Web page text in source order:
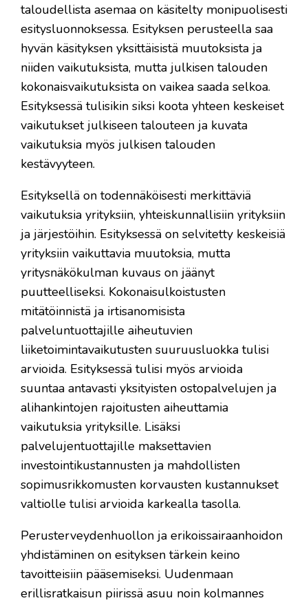
taloudellista asemaa on käsitelty monipuolisesti
esitysluonnoksessa. Esityksen perusteella saa
hyvän käsityksen yksittäisistä muutoksista ja
niiden vaikutuksista, mutta julkisen talouden
kokonaisvaikutuksista on vaikea saada selkoa.
Esityksessä tulisikin siksi koota yhteen keskeiset
vaikutukset julkiseen talouteen ja kuvata
vaikutuksia myös julkisen talouden
kestävyyteen.
Esityksellä on todennäköisesti merkittäviä
vaikutuksia yrityksiin, yhteiskunnallisiin yrityksiin
ja järjestöihin. Esityksessä on selvitetty keskeisiä
yrityksiin vaikuttavia muutoksia, mutta
yritysnäkökulman kuvaus on jäänyt
puutteelliseksi. Kokonaisulkoistusten
mitätöinnistä ja irtisanomisista
palveluntuottajille aiheutuvien
liiketoimintavaikutusten suuruusluokka tulisi
arvioida. Esityksessä tulisi myös arvioida
suuntaa antavasti yksityisten ostopalvelujen ja
alihankintojen rajoitusten aiheuttamia
vaikutuksia yrityksille. Lisäksi
palvelujentuottajille maksettavien
investointikustannusten ja mahdollisten
sopimusrikkomusten korvausten kustannukset
valtiolle tulisi arvioida karkealla tasolla.
Perusterveydenhuollon ja erikoissairaanhoidon
yhdistäminen on esityksen tärkein keino
tavoitteisiin pääsemiseksi. Uudenmaan
erillisratkaisun piirissä asuu noin kolmannes